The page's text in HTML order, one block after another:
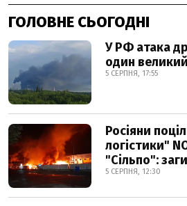
ГОЛОВНЕ СЬОГОДНІ
У РФ атака
один
5 СЕРПНЯ, 17:55
Росіяни
логістики"
"Сільпо":
5 СЕРПНЯ, 12:30